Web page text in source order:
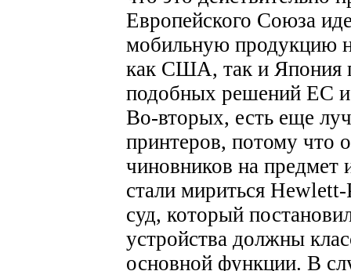
Европейского Союза
мобильную продукцию
как США, так и Япония
подобных решений ЕС
Во-вторых, есть еще
принтеров, потому что
чиновников на предмет
стали мириться
суд, который
устройства должны
основной функции. В